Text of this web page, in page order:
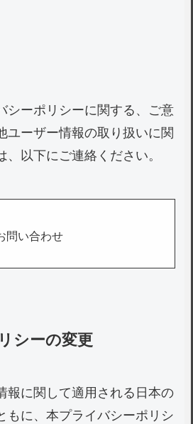
シーポリシーに関する、ご意
ユーザー情報の取り扱いに関
、以下にご連絡ください。
問い合わせ
シーの変更
報に関して適用される日本の
もに、本プライバシーポリシ